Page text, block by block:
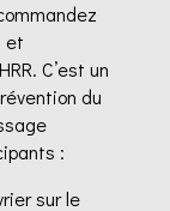
et
C’est un
du
:
sur le